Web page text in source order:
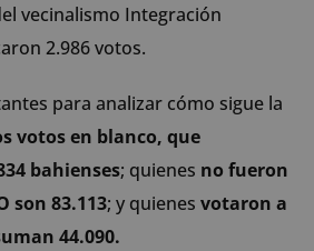
vecinalismo Integración
2.986 votos.
para analizar cómo sigue la
votos en blanco, que
bahienses; quienes no fueron
son 83.113; y quienes votaron a
44.090.